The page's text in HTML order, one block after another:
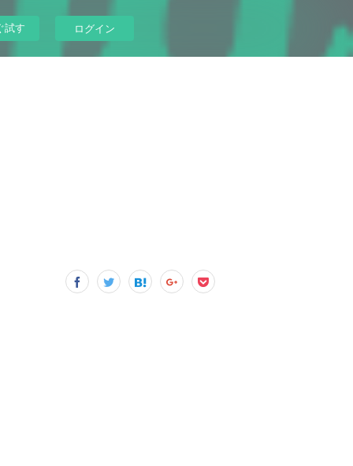
試す ログイン